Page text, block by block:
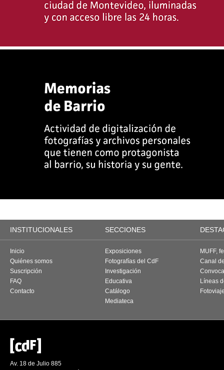
INSTITUCIONALES SECCIONES
Inicio
Quiénes somos
Suscripción
FAQ
Contacto
Exposiciones
Fotografías del CdF
Investigación
Educativa
Catálogo
Mediateca
MUFF,
Canal
Líneas
Av. 18 de Julio 885